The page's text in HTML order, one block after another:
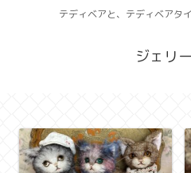
テディベアと、テディベアタ
ジェリ